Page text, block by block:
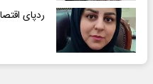
ردپای